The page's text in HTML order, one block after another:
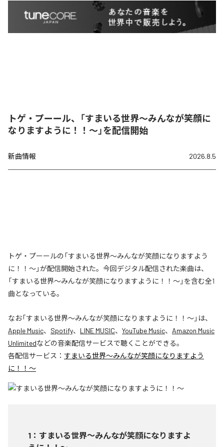
トゲ・プーール、「すまいる世界〜みんなが笑顔に
なりますように！！〜」を配信開始
新曲情報 2026.8.5
トゲ・プーールの「すまいる世界〜みんなが笑顔になりますよう
に！！〜」が配信開始された。今回デジタル配信された楽曲は、
「すまいる世界〜みんなが笑顔になりますように！！〜」を含む全1
曲となっている。
なお「すまいる世界〜みんなが笑顔になりますように！！〜」は、
Apple Music、 Spotify、 LINE MUSIC、 YouTube Music、 Amazon Music
Unlimitedなどの音楽配信サービスで聴くことができる。
各配信サービス： すまいる世界〜みんなが笑顔になりますよう
に！！〜
1 ： すまいる世界〜みんなが笑顔になりますよ